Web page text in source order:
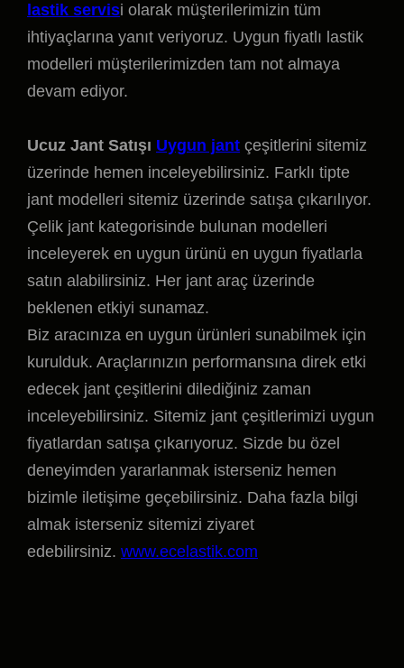
lastik servisi olarak müşterilerimizin tüm
ihtiyaçlarına yanıt veriyoruz. Uygun fiyatlı lastik
modelleri müşterilerimizden tam not almaya
devam ediyor.
Ucuz Jant Satışı Uygun jant çeşitlerini sitemiz
üzerinde hemen inceleyebilirsiniz. Farklı tipte
jant modelleri sitemiz üzerinde satışa çıkarılıyor.
Çelik jant kategorisinde bulunan modelleri
inceleyerek en uygun ürünü en uygun fiyatlarla
satın alabilirsiniz. Her jant araç üzerinde
beklenen etkiyi sunamaz.
Biz aracınıza en uygun ürünleri sunabilmek için
kurulduk. Araçlarınızın performansına direk etki
edecek jant çeşitlerini dilediğiniz zaman
inceleyebilirsiniz. Sitemiz jant çeşitlerimizi uygun
fiyatlardan satışa çıkarıyoruz. Sizde bu özel
deneyimden yararlanmak isterseniz hemen
bizimle iletişime geçebilirsiniz. Daha fazla bilgi
almak isterseniz sitemizi ziyaret
edebilirsiniz. www.ecelastik.com